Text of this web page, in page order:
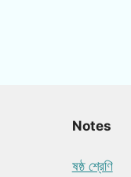
Notes
ষষ্ঠ শ্রেণি